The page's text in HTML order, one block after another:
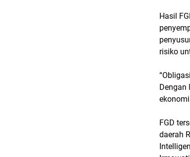
Hasil
risiko
Dengan
FGD
daerah